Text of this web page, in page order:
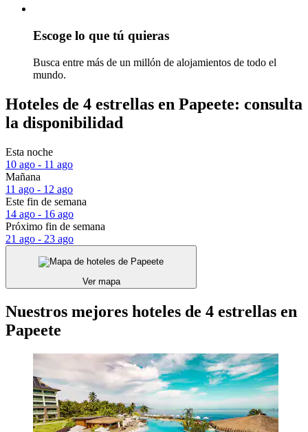
Escoge lo que tú quieras
Busca entre más de un millón de alojamientos de todo el
mundo.
Hoteles de 4 estrellas en Papeete: consulta
la disponibilidad
Esta noche
10 ago - 11 ago
Mañana
11 ago - 12 ago
Este fin de semana
14 ago - 16 ago
Próximo fin de semana
21 ago - 23 ago
Ver mapa
Nuestros mejores hoteles de 4 estrellas en
Papeete